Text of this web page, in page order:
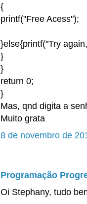
{
printf("Free Acess");
}else{printf("Try
}
}
return 0;
}
Mas, qnd digita a
Muito grata
8 de novembro de
Programação
Oi Stephany, tudo